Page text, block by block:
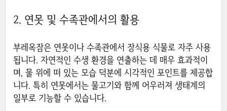
2. 연못 및 수족관에서의 활용
부레옥잠은 연못이나 수족관에서 장식용 식물로 자주 사용
됩니다. 자연적인 수생 환경을 연출하는 데 매우 효과적이
며, 물 위에 떠 있는 모습 덕분에 시각적인 포인트를 제공합
니다. 특히 연못에서는 물고기와 함께 어우러져 생태계의
일부로 기능할 수 있습니다.